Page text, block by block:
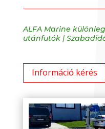
ALFA Marine
utánfutók|
Információ kérés